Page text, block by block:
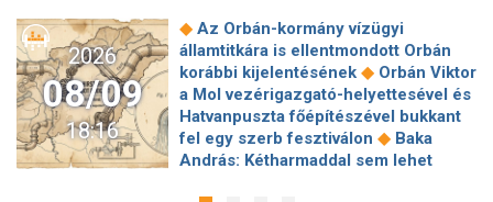
vezetőjét◆Revans néven tért vissza
a PestiSrácok kirúgott keménymagja
– központi üzenetekről és a jobboldal
felelősségéről beszéltek◆A
nyugtalanító ok, amiért a repülők
inkább kerülik a Csendes-óceán
feletti útvonalat◆Minden tizedik
Magyarországon, ebben az Orbán-
kormány keze is benne van◆A héten
akár teljesen leállhat az áruszállítás a
Rajna egyik legfontosabb szakaszán
az alacsony vízszint miatt
◆
Gazdasági összeomlásra számít
Trump Iránban ◆ Öt év alatt
ingatlanok bérleti díja
2026
08/09
18:16
◆ Az Orbán-kormány vízügyi
államtitkára is ellentmondott Orbán
korábbi kijelentésének ◆ Orbán Viktor
a Mol vezérigazgató-helyettesével és
Hatvanpuszta főépítészével bukkant
fel egy szerb fesztiválon ◆ Baka
András: Kétharmaddal sem lehet